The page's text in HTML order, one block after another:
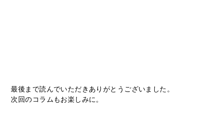
最後まで読んでいただきありがとうございました。
次回のコラムもお楽しみに。